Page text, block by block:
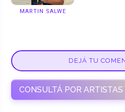
MARTIN SALWE
DEJÁ TU
CONSULTÁ POR ARTISTAS